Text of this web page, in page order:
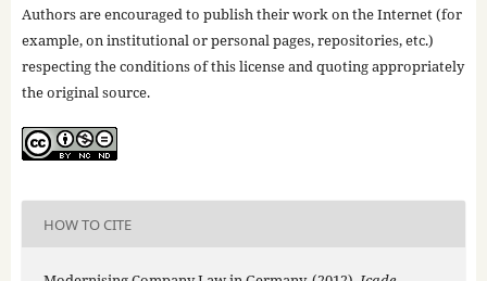
Authors are encouraged to publish their work on the Internet (for
example, on institutional or personal pages, repositories, etc.)
respecting the conditions of this license and quoting appropriately
the original source.
HOW TO CITE